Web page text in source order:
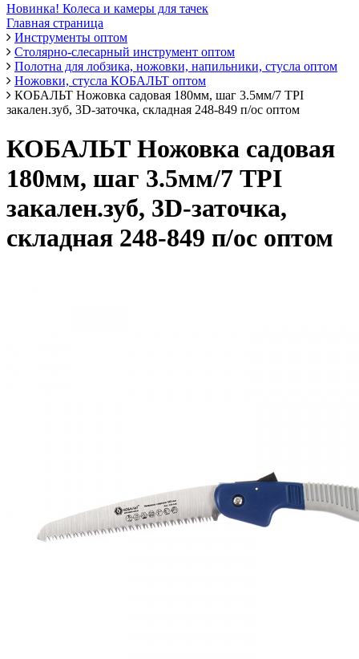
Новинка! Колеса и камеры для тачек
Главная страница
Инструменты оптом
Столярно-слесарный инструмент оптом
Полотна для лобзика, ножовки, напильники, стусла оптом
Ножовки, стусла КОБАЛЬТ оптом
КОБАЛЬТ Ножовка садовая 180мм, шаг 3.5мм/7 TPI
закален.зуб, 3D-заточка, складная 248-849 п/ос оптом
КОБАЛЬТ Ножовка садовая
180мм, шаг 3.5мм/7 TPI
закален.зуб, 3D-заточка,
складная 248-849 п/ос оптом